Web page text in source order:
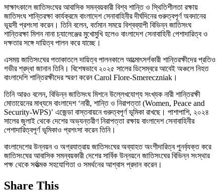
সাক্ষাৎকালে জাতিসংঘের আবাসিক সমন্বয়কারী বিশ্ব শান্তি ও স্থিতিশীলতা রক্ষায়
জাতিসংঘ শান্তিরক্ষা কার্যক্রমে বাংলাদেশ সেনাবাহিনীর দীর্ঘদিনের গুরুত্বপূর্ণ অবদানের
ভূয়সী প্রশংসা করেন। তিনি বলেন, বর্তমান সময়ে বিশ্বব্যাপী বিভিন্ন জাতিসংঘ
শান্তিরক্ষা মিশন নানা চ্যালেঞ্জের মুখোমুখি হলেও বাংলাদেশ সেনাবাহিনী পেশাদারিত্ব ও
দক্ষতার সঙ্গে দায়িত্ব পালন করে যাচ্ছে।
এসময় জাতিসংঘের পতাকাতলে দায়িত্ব পালনকালে আত্মোৎসর্গকারী শান্তিরক্ষীদের প্রতিও
গভীর শ্রদ্ধা জানান তিনি। বিশেষভাবে ২০২৫ সালের ডিসেম্বরে আবেই অঞ্চলে নিহত
বাংলাদেশি শান্তিরক্ষীদের স্মরণ করেন Carol Flore-Smereczniak।
তিনি আরও বলেন, বিভিন্ন জাতিসংঘ মিশনে উল্লেখযোগ্য সংখ্যক নারী শান্তিরক্ষী
মোতায়েনের মাধ্যমে বাংলাদেশ ‘নারী, শান্তি ও নিরাপত্তা (Women, Peace and
Security-WPS)’ এজেন্ডা বাস্তবায়নে গুরুত্বপূর্ণ ভূমিকা রাখছে। পাশাপাশি, ২০২৪
সালের জুলাই থেকে দেশের অভ্যন্তরীণ নিরাপত্তা রক্ষায় বাংলাদেশ সেনাবাহিনীর
পেশাদারিত্বপূর্ণ ভূমিকাও প্রশংসা করেন তিনি।
বাংলাদেশের উন্নয়ন ও অগ্রযাত্রায় জাতিসংঘের অব্যাহত অংশীদারিত্ব পুনর্ব্যক্ত করে
জাতিসংঘের আবাসিক সমন্বয়কারী দেশের সার্বিক উন্নয়নে জাতিসংঘের বিভিন্ন সংস্থার
পক্ষ থেকে সর্বাত্মক সহযোগিতা ও সমর্থনের আশ্বাস প্রদান করেন।
Share This